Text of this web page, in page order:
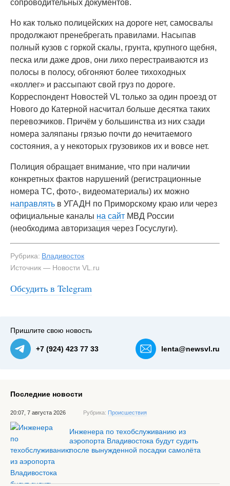
сопроводительных документов.
Но как только полицейских на дороге нет, самосвалы
продолжают пренебрегать правилами. Насыпав
полный кузов с горкой скалы, грунта, крупного щебня,
песка или даже дров, они лихо перестраиваются из
полосы в полосу, обгоняют более тихоходных
«коллег» и рассыпают свой груз по дороге.
Корреспондент Новостей VL только за один проезд от
Нового до Катерной насчитал больше десятка таких
перевозчиков. Причём у большинства из них сзади
номера заляпаны грязью почти до нечитаемого
состояния, а у некоторых грузовиков их и вовсе нет.
Полиция обращает внимание, что при наличии
конкретных фактов нарушений (регистрационные
номера ТС, фото-, видеоматериалы) их можно
направлять в УГАДН по Приморскому краю или через
официальные каналы на сайт МВД России
(необходима авторизация через Госуслуги).
Рубрика: Владивосток
Источник — Новости VL.ru
Обсудить в Telegram
#3
Пришлите свою новость
+7 (924) 423 77 33 lenta@newsvl.ru
Последние новости
20:07, 7 августа 2026 Рубрика: Происшествия
Инженера по техобслуживанию из
аэропорта Владивостока будут судить
после вынужденной посадки самолёта